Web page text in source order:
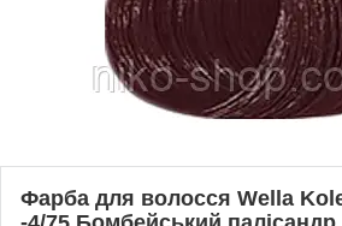
Фарба для волосся Wella